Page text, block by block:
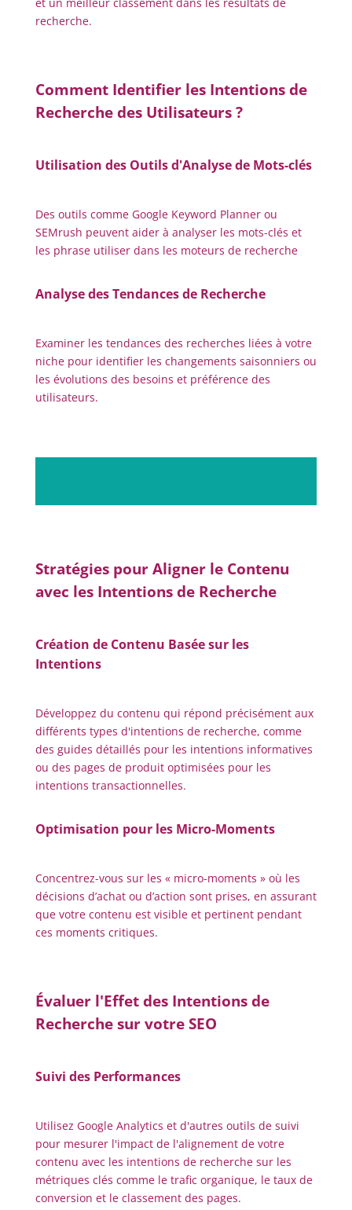
recherche.
Comment Identifier les Intentions de
Recherche des Utilisateurs ?
Utilisation des Outils d'Analyse de Mots-clés
Des outils comme Google Keyword Planner ou
SEMrush peuvent aider à analyser les mots-clés et
les phrase utiliser dans les moteurs de recherche
Analyse des Tendances de Recherche
Examiner les tendances des recherches liées à votre
niche pour identifier les changements saisonniers ou
les évolutions des besoins et préférence des
utilisateurs.
Stratégies pour Aligner le Contenu
avec les Intentions de Recherche
Création de Contenu Basée sur les
Intentions
Développez du contenu qui répond précisément aux
différents types d'intentions de recherche, comme
des guides détaillés pour les intentions informatives
ou des pages de produit optimisées pour les
intentions transactionnelles.
Optimisation pour les Micro-Moments
Concentrez-vous sur les « micro-moments » où les
décisions d’achat ou d’action sont prises, en assurant
que votre contenu est visible et pertinent pendant
ces moments critiques.
Évaluer l'Effet des Intentions de
Recherche sur votre SEO
Suivi des Performances
Utilisez Google Analytics et d'autres outils de suivi
pour mesurer l'impact de l'alignement de votre
contenu avec les intentions de recherche sur les
métriques clés comme le trafic organique, le taux de
conversion et le classement des pages.